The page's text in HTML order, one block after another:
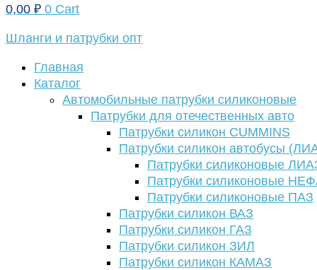
0,00 ₽ 0 Cart
Шланги и патрубки опт
Главная
Каталог
Автомобильные патрубки силиконовые
Патрубки для отечественных авто
Патрубки силикон CUMMINS
Патрубки силикон автобусы
Патрубки силиконовые
Патрубки силиконовые
Патрубки силиконовые ПАЗ
Патрубки силикон ВАЗ
Патрубки силикон ГАЗ
Патрубки силикон ЗИЛ
Патрубки силикон КАМАЗ